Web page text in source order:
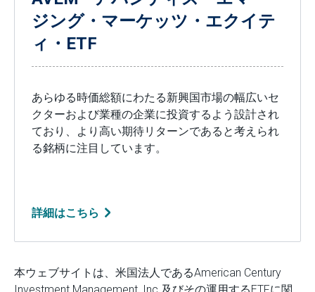
ジング・マーケッツ・エクイテ
ィ・ETF
あらゆる時価総額にわたる新興国市場の幅広いセ
クターおよび業種の企業に投資するよう設計され
ており、より高い期待リターンであると考えられ
る銘柄に注目しています。
詳細はこちら
本ウェブサイトは、米国法人であるAmerican Century